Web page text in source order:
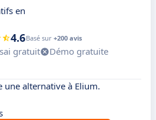
en
4.6Basé sur +200 avis
gratuit
Démo gratuite
une alternative à Elium.